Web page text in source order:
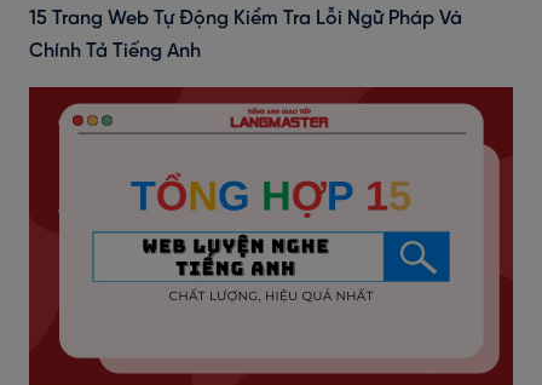
15 Trang Web Tự Động Kiểm Tra Lỗi Ngữ Pháp Và
Chính Tả Tiếng Anh